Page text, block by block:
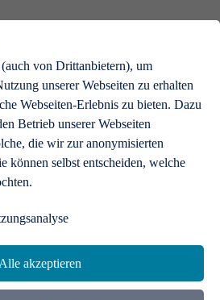
von Drittanbietern), um
unserer Webseiten zu erhalten
Webseiten-Erlebnis zu bieten. Dazu
Betrieb unserer Webseiten
die wir zur anonymisierten
können selbst entscheiden, welche
Alle akzeptieren
Ideen eine Bühne